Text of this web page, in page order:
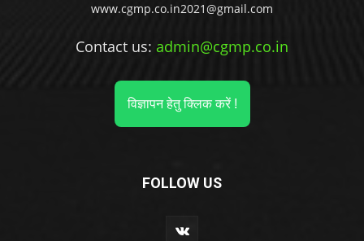
www.cgmp.co.in2021@gmail.com
Contact us: admin@cgmp.co.in
विज्ञापन हेतु क्लिक करें !
FOLLOW US